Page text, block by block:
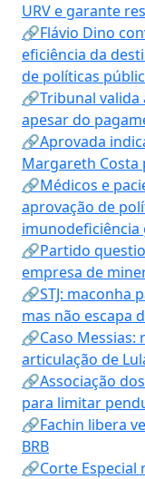
URV e garante
🔗Flávio Dino
eficiência da
de políticas
🔗Tribunal valida
apesar do
🔗Aprovada
Margareth Costa
🔗Médicos e
aprovação de
imunodeficiência
🔗Partido
empresa de
🔗STJ: maconha
mas não escapa
🔗Caso Messias:
articulação de
🔗Associação
para limitar
🔗Fachin libera
BRB
🔗Corte